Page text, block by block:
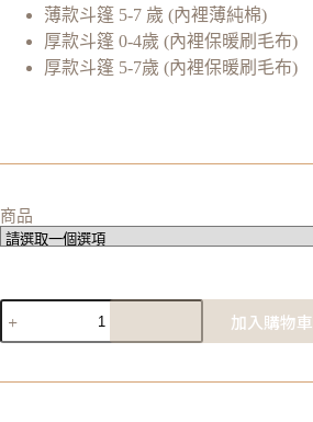
薄款斗篷 5-7 歲 (內裡薄純棉)
厚款斗篷 0-4歲 (內裡保暖刷毛布)
厚款斗篷 5-7歲 (內裡保暖刷毛布)
商品
加入購物車